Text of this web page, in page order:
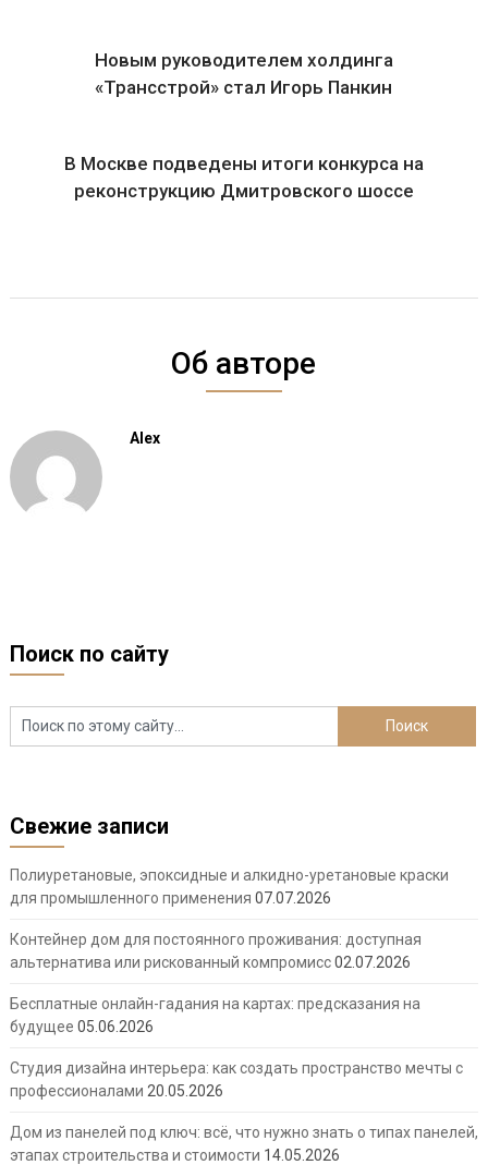
Новым руководителем холдинга
«Трансстрой» стал Игорь Панкин
В Москве подведены итоги конкурса на
реконструкцию Дмитровского шоссе
Об авторе
Alex
Поиск по сайту
Свежие записи
Полиуретановые, эпоксидные и алкидно-уретановые краски
для промышленного применения 07.07.2026
Контейнер дом для постоянного проживания: доступная
альтернатива или рискованный компромисс02.07.2026
Бесплатные онлайн-гадания на картах: предсказания на
будущее 05.06.2026
Студия дизайна интерьера: как создать пространство мечты с
профессионалами 20.05.2026
Дом из панелей под ключ: всё, что нужно знать о типах панелей,
этапах строительства и стоимости 14.05.2026